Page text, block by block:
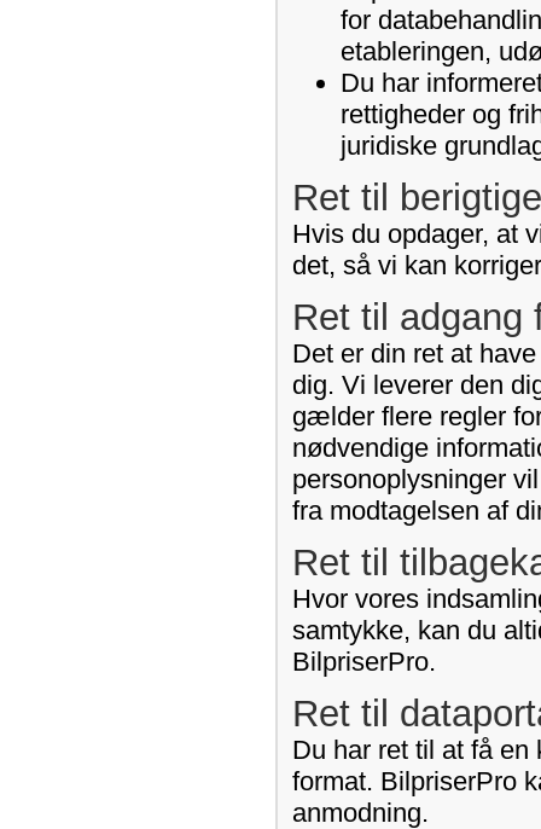
for
etableringen,
Du har
rettigheder og
juridiske
Ret til
Hvis du opdager, at
det, så vi kan
Ret til adgang
Det er din ret at
dig. Vi leverer den
gælder flere regler
nødvendige
personoplysninger
fra modtagelsen af
Ret til
Hvor vores
samtykke, kan du
BilpriserPro.
Ret til
Du har ret til at få
format. BilpriserPro
anmodning.